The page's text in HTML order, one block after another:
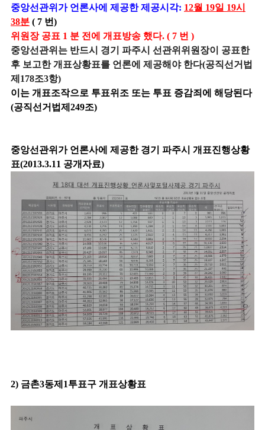
중앙선관위가 언론사에 제공한 제공시각: 12월 19일 19시
38분 ( 7 번)
위원장 공표 1 분 전에 개표방송 했다. ( 7 번 )
중앙선관위는 반드시 경기 파주시 선관위위원장이 공표한
후 보고한 개표상황표를 언론에 제공해야 한다(공직선거법
제178조3항)
이는 개표조작으로 투표위조 또는 투표 증감죄에 해당된다
(공직선거법제249조)
중앙선관위가 언론사에 제공한 경기 파주시 개표진행상황
표(2013.3.11 공개자료)
2) 금촌3동제1투표구 개표상황표